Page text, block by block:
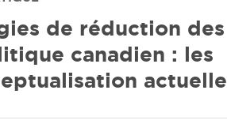
de réduction des
canadien : les
actuelle